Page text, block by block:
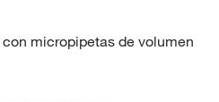
con micropipetas de volumen